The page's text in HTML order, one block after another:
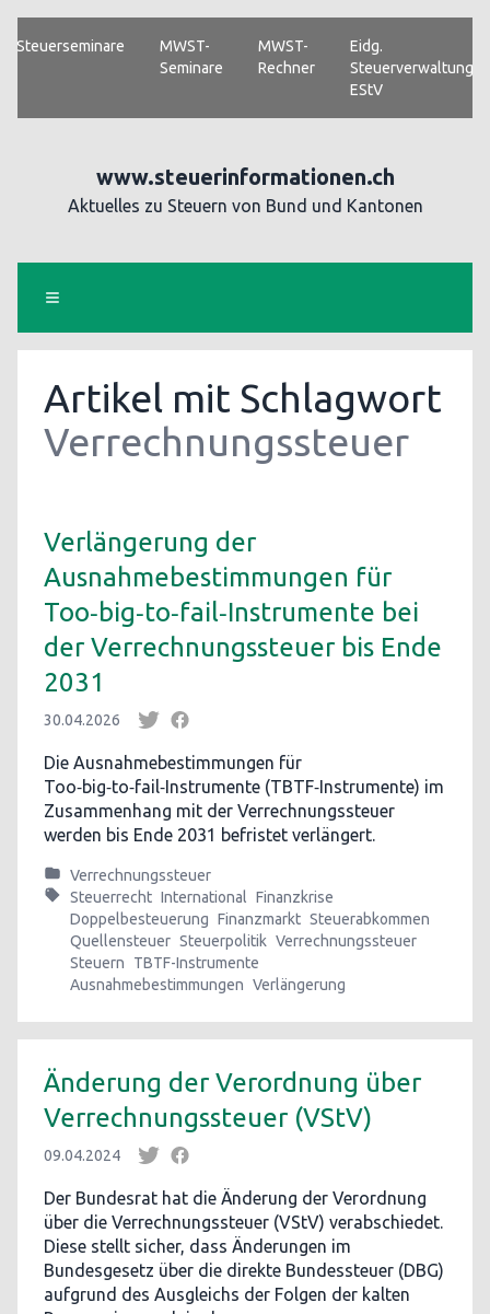
Steuerseminare
MWST-
Seminare
MWST-
Rechner
Eidg.
Steuerverwaltung
EStV
www.steuerinformationen.ch
Aktuelles zu Steuern von Bund und Kantonen
Artikel mit Schlagwort
Verrechnungssteuer
Verlängerung der
Ausnahmebestimmungen für
Too‑big‑to‑fail‑Instrumente bei
der Verrechnungssteuer bis Ende
2031
30.04.2026
Die Ausnahmebestimmungen für
Too‑big‑to‑fail‑Instrumente (TBTF‑Instrumente) im
Zusammenhang mit der Verrechnungssteuer
werden bis Ende 2031 befristet verlängert.
Verrechnungssteuer
Steuerrecht International Finanzkrise
Doppelbesteuerung Finanzmarkt Steuerabkommen
Quellensteuer Steuerpolitik Verrechnungssteuer
Steuern
TBTF-Instrumente
Ausnahmebestimmungen Verlängerung
Änderung der Verordnung über
Verrechnungssteuer (VStV)
09.04.2024
Der Bundesrat hat die Änderung der Verordnung
über die Verrechnungssteuer (VStV) verabschiedet.
Diese stellt sicher, dass Änderungen im
Bundesgesetz über die direkte Bundessteuer (DBG)
aufgrund des Ausgleichs der Folgen der kalten